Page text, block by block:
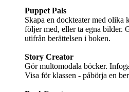
Puppet Pals
Skapa en dockteater med olika
följer med, eller ta egna bilder.
utifrån berättelsen i boken.
Story Creator
Gör multomodala böcker.
Visa för klassen - påbörja en